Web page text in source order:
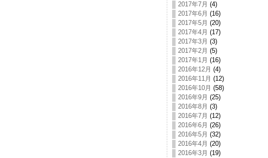
2017年7月 (4)
2017年6月 (16)
2017年5月 (20)
2017年4月 (17)
2017年3月 (3)
2017年2月 (5)
2017年1月 (16)
2016年12月 (4)
2016年11月 (12)
2016年10月 (58)
2016年9月 (25)
2016年8月 (3)
2016年7月 (12)
2016年6月 (26)
2016年5月 (32)
2016年4月 (20)
2016年3月 (19)